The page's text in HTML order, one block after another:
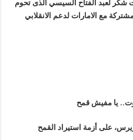
شكر لعبد الفتاح السيسي الذى تحوم
مع الامارات لدعم الانقلابي
يا مفيش قمح
على أزمة استيراد القمح